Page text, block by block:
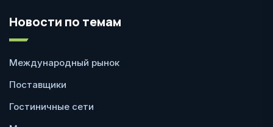
Новости по темам
Международный рынок
Поставщики
Гостиничные сети